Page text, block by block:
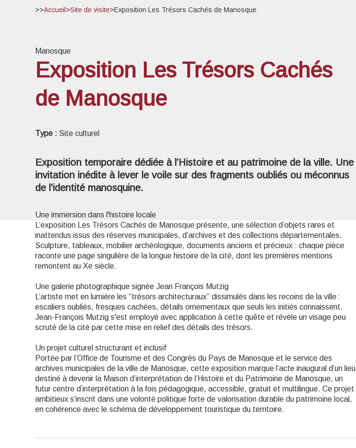
>>Accueil >Site de visite>Exposition Les Trésors Cachés de Manosque
Manosque
Exposition Les Trésors Cachés
de Manosque
Type : Site culturel
Exposition temporaire dédiée à l’Histoire et au patrimoine de la ville. Une
invitation inédite à lever le voile sur des fragments oubliés ou méconnus
de l'identité manosquine.
Une immersion dans l'histoire locale
L’exposition Les Trésors Cachés de Manosque présente, une sélection d’objets rares et
inattendus issus des réserves municipales, d’archives et des collections départementales.
Sculpture, tableaux, mobilier archéologique, documents anciens et précieux : chaque pièce
raconte une page singulière de la longue histoire de la cité, dont les premières mentions
remontent au Xe siècle.
Une galerie photographique signée Jean François Mutzig
L’artiste met en lumière les “trésors architecturaux” dissimulés dans les recoins de la ville :
escaliers oubliés, fresques cachées, détails ornementaux que seuls les initiés connaissent.
Jean-François Mutzig s'est employé avec application à cette quête et révèle un visage peu
scruté de la cité par cette mise en relief des détails des trésors.
Un projet culturel structurant et inclusif
Portée par l’Office de Tourisme et des Congrès du Pays de Manosque et le service des
archives municipales de la ville de Manosque, cette exposition marque l’acte inaugural d’un lieu
destiné à devenir la Maison d’interprétation de l’Histoire et du Patrimoine de Manosque, un
futur centre d’interprétation à la fois pédagogique, accessible, gratuit et multilingue. Ce projet
ambitieux s’inscrit dans une volonté politique forte de valorisation durable du patrimoine local,
en cohérence avec le schéma de développement touristique du territoire.